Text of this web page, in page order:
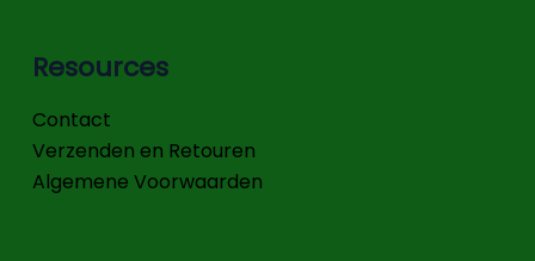
Resources
Contact
Verzenden en Retouren
Algemene Voorwaarden